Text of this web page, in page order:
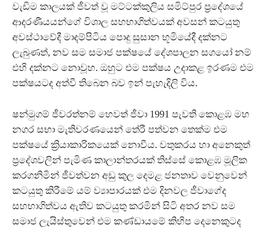
වැඩිම කාලයක් ජීවත් වූ මට්ටක්කුලිය සමිට්පුර ප්‍රදේශයේ
ආදරණීයයන්ගේ විශාල සහභාගිත්වයක් අවසන් කටයුතු
අවස්ථාවේදී මාදම්පිටිය පොදු සුසාන භූමියේදී දක්නට
ලැබුණත්, නව සම සමාජ පක්ෂයේ දේශපාලන සගයෝ නම්
එහි දක්නට නොවූහ. ඔහුට එම පක්ෂය උදාකළ ඉරණම එම
පක්ෂයටද අත්වී තිබෙන බව ඉන් පැහැදිලි විය.
ෂන්මුගම් ජීවරත්නම් හෙවත් ජීවා 1991 පැවති කොළඹ මහ
නගර සභා මැතිවරණයෙන් තේරී පත්වන තෙක්ම එම
පක්ෂයේ ක්‍රියාකාරිකයෙක් නොවීය. වතුකරය හා අනෙකුත්
ප්‍රදේශවලින් පැමිණ කාලාන්තරයක් තිස්සේ කොළඹ මූලික
කරගනිමින් ජීවත්වන අඩු කුල දෙමළ ජනතාව වෙනුවෙන්
කටයුතු කිරීමේ යම් ව්‍යාපාරයක් එම දිනවල ජීවාගේද
සහභාගිත්වය ඇතිව කටයුතු කරමින් සිටි අතර නව සම
සමාජ ලැයිස්තුවෙන් එම කණ්ඩායමේ කිහිප දෙනෙකුටද